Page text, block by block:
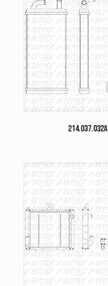
214.037.032A